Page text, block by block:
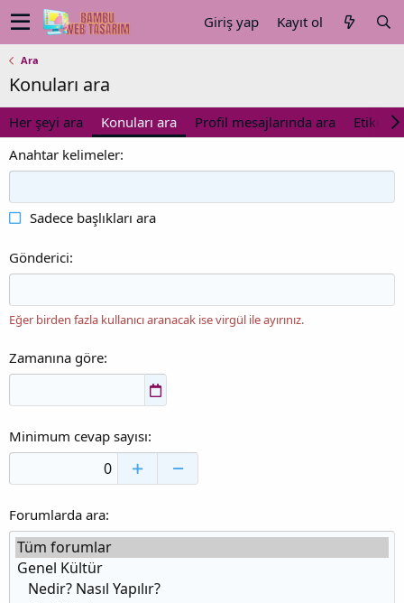
Giriş yap Kayıt ol
Ara
Konuları ara
Her şeyi ara Konuları ara Profil mesajlarında ara
Anahtar kelimeler
Sadece başlıkları ara
Gönderici
Eğer birden fazla kullanıcı aranacak ise virgül ile ayırınız.
Zamanına göre
Minimum cevap sayısı
Forumlarda ara